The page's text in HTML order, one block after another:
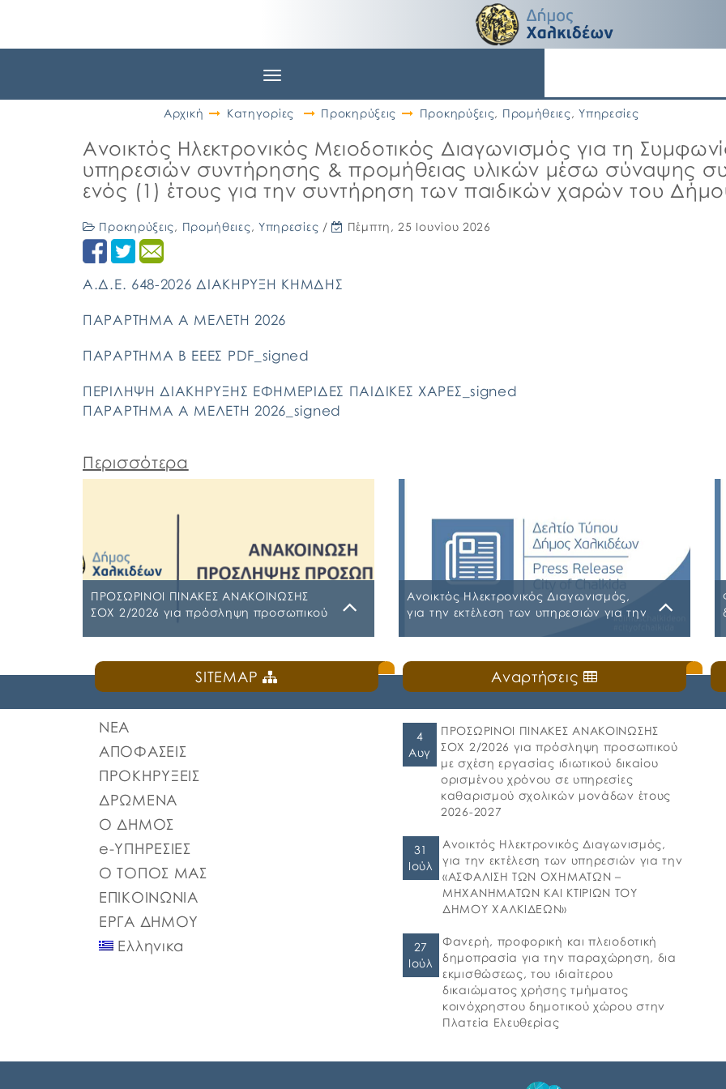
Toggle
Αρχική
Κατηγορίες Προκηρύξεις Προκηρύξεις, Προμήθειες,Υπηρεσίες
Ανοικτός Ηλεκτρονικός Μειοδοτικός Διαγωνισμός για τη
υπηρεσιών συντήρησης & προμήθειας υλικών μέσω σύναψης
ενός (1) έτους για την συντήρηση των παιδικών χαρών του
Προκηρύξεις, Προμήθειες, Υπηρεσίες / Πέμπτη, 25 Ιουνίου 2026
Α.Δ.Ε. 648-2026 ΔΙΑΚΗΡΥΞΗ ΚΗΜΔΗΣ
ΠΑΡΑΡΤΗΜΑ Α ΜΕΛΕΤΗ 2026
ΠΑΡΑΡΤΗΜΑ Β ΕΕΕΣ PDF_signed
ΠΕΡΙΛΗΨΗ ΔΙΑΚΗΡΥΞΗΣ ΕΦΗΜΕΡΙΔΕΣ ΠΑΙΔΙΚΕΣ ΧΑΡΕΣ_signed
ΠΑΡΑΡΤΗΜΑ Α ΜΕΛΕΤΗ 2026_signed
Περισσότερα
ΠΡΟΣΩΡΙΝΟΙ ΠΙΝΑΚΕΣ ΑΝΑΚΟΙΝΩΣΗΣ
ΣΟΧ 2/2026 για πρόσληψη προσωπικού
καθαρισμού σχολικών μονάδων έτους
2026-2027
ΠΙΝΑΚΑΣ ΑΠΟΡΡΙΠΤΕΩΝ Ψ7ΨΦΩΗΑ-Ο9Π
ΠΡΟΣΩΡΙΝΟΣ ΠΙΝΑΚΑΣ ΚΑΤΑΤΑΞΗΣ
ΣΥΜΜΕΤΕΧΟΝΤΩΝ 1 ΡΗΒΖΩΗΑ-Ρ5Τ-1
ΠΡΟΣΩΡΙΝΟΣ ΠΙΝΑΚΑΣ ΜΕΡΙΚΗΣ
ΑΠΑΣΧΟΛΗΣΗΣ ΨΔΑΚΩΗΑ-ΑΟ3 ΠΡΟΣΩΡΙΝΟΣ
ΠΙΝΑΚΑΣ ΠΛΗΡΟΥΣ ΑΠΑΣΧΟΛΗΣΗΣ
ΨΦΑ4ΩΗΑ-ΦΣΒ ΠΡΟΣΩΡΙΝΟΣ ΠΙΝΑΚΑΣ
ΣΥΜΜΕΤΕΧΟΝΤΩΝ 6ΖΛΚΩΗΑ-ΠΩΗ
Ανοικτός Ηλεκτρονικός Διαγωνισμός,
για την εκτέλεση των υπηρεσιών για την
ΧΑΛΚΙΔΕΩΝ»
Α.Δ.Ε. 776-2026 ΚΗΜΔΗΣ ΠΑΡΑΡΤΗΜΑ Α’
ΜΕΛΕΤΗ ΑΣΦΑΛΕΙΕΣ 2026-2027 09-07-
2026_signed ΠΑΡΑΡΤΗΜΑ Α’ ΜΕΛΕΤΗ
ΑΣΦΑΛΕΙΕΣ ΕΠΕΞΕΡΓΑΣΙΜΗ 2026-2027 09-07-
2026 ΠΑΡΑΡΤΗΜΑ Β ΕΕΕΣ PDF_signed
ΠΕΡΙΛΗΨΗ ΔΙΑΚΗΡΥΞΗΣ ΑΣΦΑΛΕΙΕΣ_signed
SITEMAP
ΝΕΑ
ΑΠΟΦΑΣΕΙΣ
ΠΡΟΚΗΡΥΞΕΙΣ
ΔΡΩΜΕΝΑ
Ο ΔΗΜΟΣ
e-ΥΠΗΡΕΣΙΕΣ
Ο ΤΟΠΟΣ ΜΑΣ
ΕΠΙΚΟΙΝΩΝΙΑ
ΕΡΓΑ ΔΗΜΟΥ
Ελληνικα
Αναρτήσεις
4
Αυγ
ΠΡΟΣΩΡΙΝΟΙ ΠΙΝΑΚΕΣ ΑΝΑΚΟΙΝΩΣΗΣ
ΣΟΧ 2/2026 για πρόσληψη προσωπικού
με σχέση εργασίας ιδιωτικού δικαίου
ορισμένου χρόνου σε υπηρεσίες
καθαρισμού σχολικών μονάδων έτους
2026-2027
31
Ιούλ
Ανοικτός Ηλεκτρονικός Διαγωνισμός,
για την εκτέλεση των υπηρεσιών για την
«ΑΣΦΑΛΙΣΗ ΤΩΝ ΟΧΗΜΑΤΩΝ –
ΜΗΧΑΝΗΜΑΤΩΝ ΚΑΙ ΚΤΙΡΙΩΝ ΤΟΥ
ΔΗΜΟΥ ΧΑΛΚΙΔΕΩΝ»
27
Ιούλ
Φανερή, προφορική και πλειοδοτική
δημοπρασία για την παραχώρηση, δια
εκμισθώσεως, του ιδιαίτερου
δικαιώματος χρήσης τμήματος
κοινόχρηστου δημοτικού χώρου στην
Πλατεία Ελευθερίας